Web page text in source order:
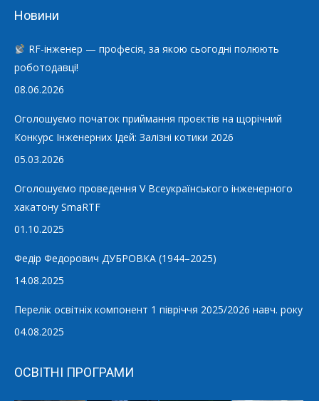
Новини
RF-інженер — професія, за якою сьогодні полюють
роботодавці!
08.06.2026
Оголошуємо початок приймання проєктів на щорічний
Конкурс Інженерних Ідей: Залізні котики 2026
05.03.2026
Оголошуємо проведення V Всеукраїнського інженерного
хакатону SmaRTF
01.10.2025
Федір Федорович ДУБРОВКА (1944–2025)
14.08.2025
Перелік освітніх компонент 1 півріччя 2025/2026 навч. року
04.08.2025
ОСВІТНІ ПРОГРАМИ